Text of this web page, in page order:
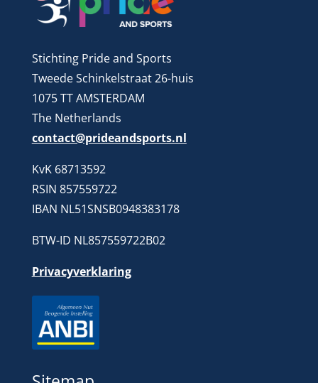
Stichting Pride and Sports
Tweede Schinkelstraat 26-huis
1075 TT AMSTERDAM
The Netherlands
contact@prideandsports.nl
KvK 68713592
RSIN 857559722
IBAN NL51SNSB0948383178
BTW-ID NL857559722B02
Privacyverklaring